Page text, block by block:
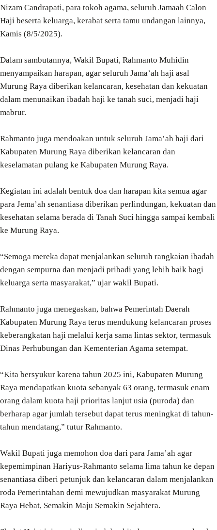
Nizam Candrapati, para tokoh agama, seluruh Jamaah Calon
Haji beserta keluarga, kerabat serta tamu undangan lainnya,
Kamis (8/5/2025).
Dalam sambutannya, Wakil Bupati, Rahmanto Muhidin
menyampaikan harapan, agar seluruh Jama’ah haji asal
Murung Raya diberikan kelancaran, kesehatan dan kekuatan
dalam menunaikan ibadah haji ke tanah suci, menjadi haji
mabrur.
Rahmanto juga mendoakan untuk seluruh Jama’ah haji dari
Kabupaten Murung Raya diberikan kelancaran dan
keselamatan pulang ke Kabupaten Murung Raya.
Kegiatan ini adalah bentuk doa dan harapan kita semua agar
para Jema’ah senantiasa diberikan perlindungan, kekuatan dan
kesehatan selama berada di Tanah Suci hingga sampai kembali
ke Murung Raya.
“Semoga mereka dapat menjalankan seluruh rangkaian ibadah
dengan sempurna dan menjadi pribadi yang lebih baik bagi
keluarga serta masyarakat,” ujar wakil Bupati.
Rahmanto juga menegaskan, bahwa Pemerintah Daerah
Kabupaten Murung Raya terus mendukung kelancaran proses
keberangkatan haji melalui kerja sama lintas sektor, termasuk
Dinas Perhubungan dan Kementerian Agama setempat.
“Kita bersyukur karena tahun 2025 ini, Kabupaten Murung
Raya mendapatkan kuota sebanyak 63 orang, termasuk enam
orang dalam kuota haji prioritas lanjut usia (puroda) dan
berharap agar jumlah tersebut dapat terus meningkat di tahun-
tahun mendatang,” tutur Rahmanto.
Wakil Bupati juga memohon doa dari para Jama’ah agar
kepemimpinan Hariyus-Rahmanto selama lima tahun ke depan
senantiasa diberi petunjuk dan kelancaran dalam menjalankan
roda Pemerintahan demi mewujudkan masyarakat Murung
Raya Hebat, Semakin Maju Semakin Sejahtera.